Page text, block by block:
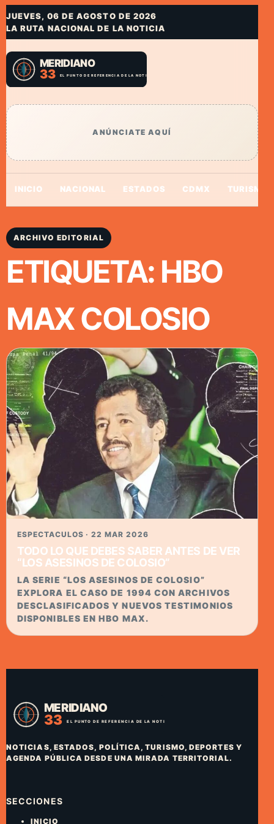
JUEVES, 06 DE AGOSTO DE 2026
LA RUTA NACIONAL DE LA NOTICIA
ANÚNCIATE AQUÍ
INICIO NACIONAL ESTADOS CDMX TURISMO
ARCHIVO EDITORIAL
ETIQUETA: HBO
MAX COLOSIO
ESPECTACULOS · 22 MAR 2026
TODO LO QUE DEBES SABER ANTES DE VER
“LOS ASESINOS DE COLOSIO”
LA SERIE “LOS ASESINOS DE COLOSIO”
EXPLORA EL CASO DE 1994 CON ARCHIVOS
DESCLASIFICADOS Y NUEVOS TESTIMONIOS
DISPONIBLES EN HBO MAX.
NOTICIAS, ESTADOS, POLÍTICA, TURISMO, DEPORTES Y
AGENDA PÚBLICA DESDE UNA MIRADA TERRITORIAL.
SECCIONES
INICIO